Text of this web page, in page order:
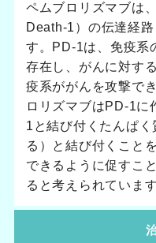
ペムブロリズマブは
Death-1）の伝達経
す。PD-1は、免疫系
存在し、がんに対す
疫系ががんを攻撃で
ロリズマブはPD-1
1と結び付くたんぱ
る）と結び付くこと
できるように促すこ
ると考えられています